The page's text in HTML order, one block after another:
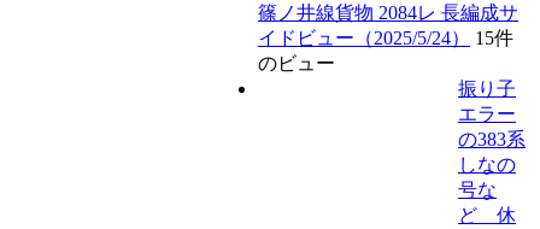
篠ノ井線貨物 2084レ 長編成サ
イドビュー（2025/5/24）
15件
のビュー
振り子
エラー
の383系
しなの
号な
ど 休